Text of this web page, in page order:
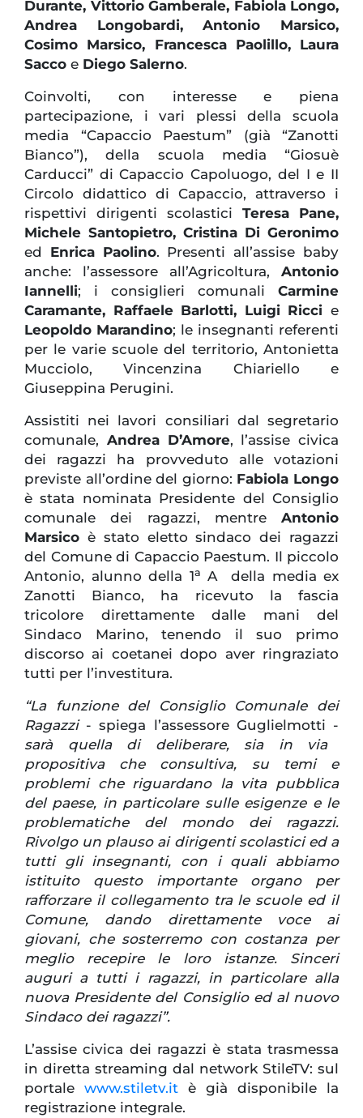
Durante, Vittorio Gamberale, Fabiola Longo,
Andrea Longobardi, Antonio Marsico,
Cosimo Marsico, Francesca Paolillo, Laura
Sacco e Diego Salerno.
Coinvolti, con interesse e piena
partecipazione, i vari plessi della scuola
media “Capaccio Paestum” (già “Zanotti
Bianco”), della scuola media “Giosuè
Carducci” di Capaccio Capoluogo, del I e II
Circolo didattico di Capaccio, attraverso i
rispettivi dirigenti scolastici Teresa Pane,
Michele Santopietro, Cristina Di Geronimo
ed Enrica Paolino. Presenti all’assise baby
anche: l’assessore all’Agricoltura, Antonio
Iannelli; i consiglieri comunali Carmine
Caramante, Raffaele Barlotti, Luigi Ricci e
Leopoldo Marandino; le insegnanti referenti
per le varie scuole del territorio, Antonietta
Mucciolo, Vincenzina Chiariello e
Giuseppina Perugini.
Assistiti nei lavori consiliari dal segretario
comunale, Andrea D’Amore, l’assise civica
dei ragazzi ha provveduto alle votazioni
previste all’ordine del giorno: Fabiola Longo
è stata nominata Presidente del Consiglio
comunale dei ragazzi, mentre Antonio
Marsico è stato eletto sindaco dei ragazzi
del Comune di Capaccio Paestum. Il piccolo
Antonio, alunno della 1a A della media ex
Zanotti Bianco, ha ricevuto la fascia
tricolore direttamente dalle mani del
Sindaco Marino, tenendo il suo primo
discorso ai coetanei dopo aver ringraziato
tutti per l’investitura.
“La funzione del Consiglio Comunale dei
Ragazzi - spiega l’assessore Guglielmotti -
sarà quella di deliberare, sia in via
propositiva che consultiva, su temi e
problemi che riguardano la vita pubblica
del paese, in particolare sulle esigenze e le
problematiche del mondo dei ragazzi.
Rivolgo un plauso ai dirigenti scolastici ed a
tutti gli insegnanti, con i quali abbiamo
istituito questo importante organo per
rafforzare il collegamento tra le scuole ed il
Comune, dando direttamente voce ai
giovani, che sosterremo con costanza per
meglio recepire le loro istanze. Sinceri
auguri a tutti i ragazzi, in particolare alla
nuova Presidente del Consiglio ed al nuovo
Sindaco dei ragazzi”.
L’assise civica dei ragazzi è stata trasmessa
in diretta streaming dal network StileTV: sul
portale www.stiletv.it è già disponibile la
registrazione integrale.